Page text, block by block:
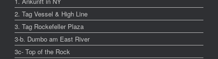
2. Tag Vessel & High Line
3. Tag Rockefeller Plaza
3-b. Dumbo am East River
3c- Top of the Rock